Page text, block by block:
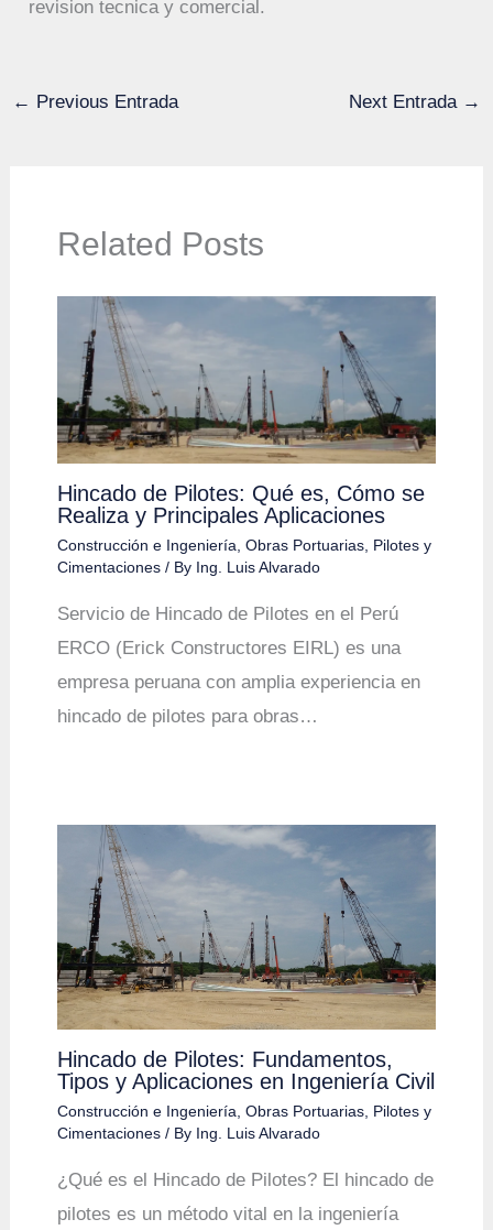
revision tecnica y comercial.
← Previous Entrada Next Entrada →
Related Posts
Hincado de Pilotes: Qué es, Cómo se
Realiza y Principales Aplicaciones
Construcción e Ingeniería, Obras Portuarias, Pilotes y
Cimentaciones/ By Ing. Luis Alvarado
Servicio de Hincado de Pilotes en el Perú
ERCO (Erick Constructores EIRL) es una
empresa peruana con amplia experiencia en
hincado de pilotes para obras…
Hincado de Pilotes: Fundamentos,
Tipos y Aplicaciones en Ingeniería Civil
Construcción e Ingeniería, Obras Portuarias, Pilotes y
Cimentaciones/ By Ing. Luis Alvarado
¿Qué es el Hincado de Pilotes? El hincado de
pilotes es un método vital en la ingeniería